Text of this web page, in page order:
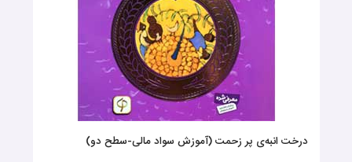
درخت انبه‌ی پر زحمت (آموزش سواد مالی-سطح دو)